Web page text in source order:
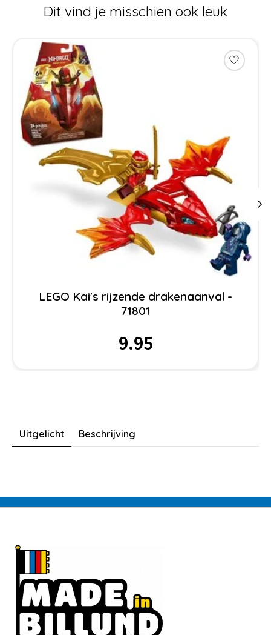
Dit vind je misschien ook leuk
Items van productcarrousel
LEGO Kai's rijzende drakenaanval -
71801
9.95
Uitgelicht Beschrijving